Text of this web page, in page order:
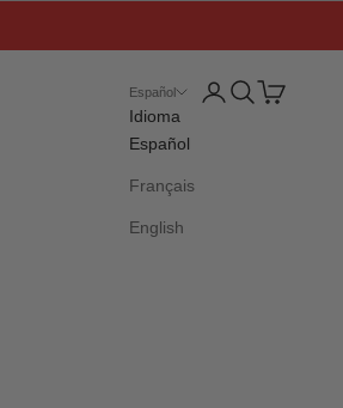
Español
Idioma
Español
Français
English
Iniciar sesión
Buscar
Cesta